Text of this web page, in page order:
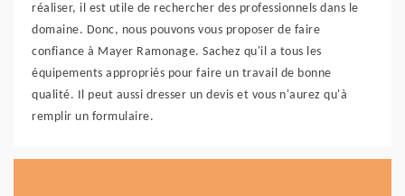
réaliser, il est utile de rechercher des professionnels dans le
domaine. Donc, nous pouvons vous proposer de faire
confiance à Mayer Ramonage. Sachez qu'il a tous les
équipements appropriés pour faire un travail de bonne
qualité. Il peut aussi dresser un devis et vous n'aurez qu'à
remplir un formulaire.